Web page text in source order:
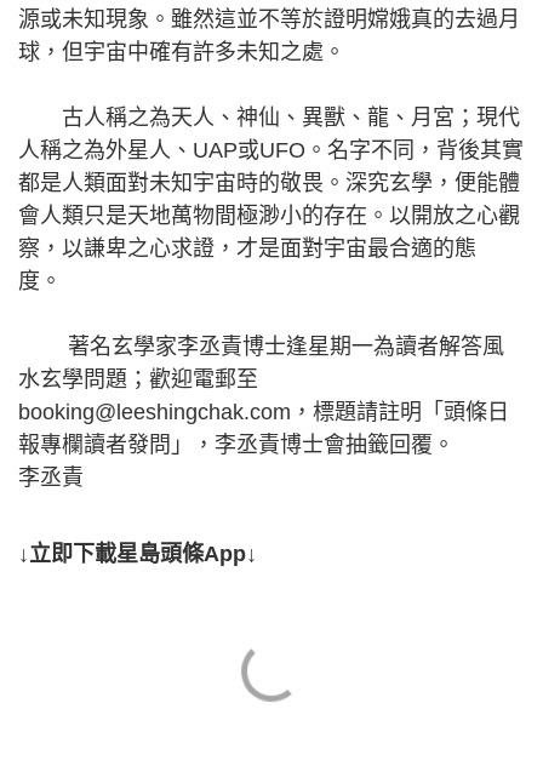
源或未知現象。雖然這並不等於證明嫦娥真的去過月
球，但宇宙中確有許多未知之處。
古人稱之為天人、神仙、異獸、龍、月宮；現代
人稱之為外星人、UAP或UFO。名字不同，背後其實
都是人類面對未知宇宙時的敬畏。深究玄學，便能體
會人類只是天地萬物間極渺小的存在。以開放之心觀
察，以謙卑之心求證，才是面對宇宙最合適的態
度。
著名玄學家李丞責博士逢星期一為讀者解答風
水玄學問題；歡迎電郵至
booking@leeshingchak.com，標題請註明「頭條日
報專欄讀者發問」，李丞責博士會抽籤回覆。
李丞責
↓立即下載星島頭條App↓